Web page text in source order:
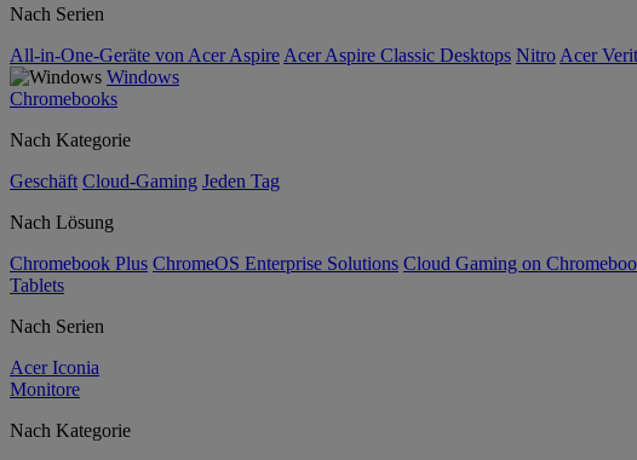
Nach Serien
All-in-One-Geräte von Acer Aspire Acer Aspire Classic Desktops Nitro Acer
Windows
Chromebooks
Nach Kategorie
Geschäft Cloud-Gaming Jeden Tag
Nach Lösung
Chromebook Plus ChromeOS Enterprise Solutions Cloud Gaming on
Tablets
Nach Serien
Acer Iconia
Monitore
Nach Kategorie